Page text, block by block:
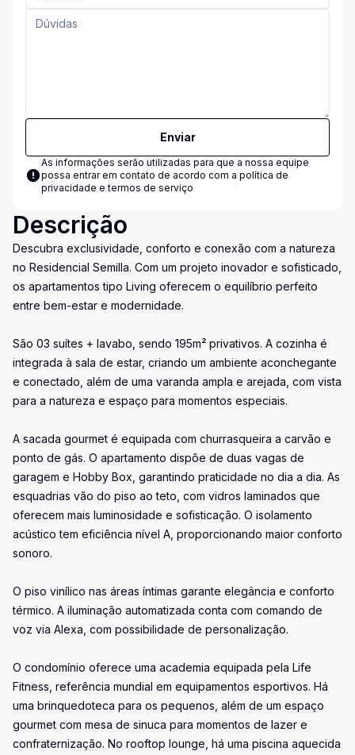
Enviar
As informações serão utilizadas para que a nossa equipe
possa entrar em contato de acordo com a política de
privacidade e termos de serviço
Descrição
Descubra exclusividade, conforto e conexão com a natureza
no Residencial Semilla. Com um projeto inovador e sofisticado,
os apartamentos tipo Living oferecem o equilíbrio perfeito
entre bem-estar e modernidade.
São 03 suítes + lavabo, sendo 195m² privativos. A cozinha é
integrada à sala de estar, criando um ambiente aconchegante
e conectado, além de uma varanda ampla e arejada, com vista
para a natureza e espaço para momentos especiais.
A sacada gourmet é equipada com churrasqueira a carvão e
ponto de gás. O apartamento dispõe de duas vagas de
garagem e Hobby Box, garantindo praticidade no dia a dia. As
esquadrias vão do piso ao teto, com vidros laminados que
oferecem mais luminosidade e sofisticação. O isolamento
acústico tem eficiência nível A, proporcionando maior conforto
sonoro.
O piso vinílico nas áreas íntimas garante elegância e conforto
térmico. A iluminação automatizada conta com comando de
voz via Alexa, com possibilidade de personalização.
O condomínio oferece uma academia equipada pela Life
Fitness, referência mundial em equipamentos esportivos. Há
uma brinquedoteca para os pequenos, além de um espaço
gourmet com mesa de sinuca para momentos de lazer e
confraternização. No rooftop lounge, há uma piscina aquecida